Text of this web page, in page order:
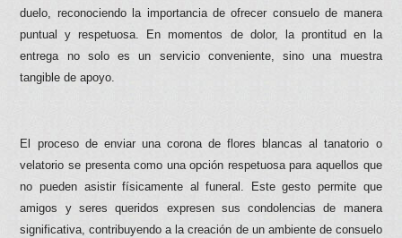
duelo, reconociendo la importancia de ofrecer consuelo de manera
puntual y respetuosa. En momentos de dolor, la prontitud en la
entrega no solo es un servicio conveniente, sino una muestra
tangible de apoyo.
El proceso de enviar una corona de flores blancas al tanatorio o
velatorio se presenta como una opción respetuosa para aquellos que
no pueden asistir físicamente al funeral. Este gesto permite que
amigos y seres queridos expresen sus condolencias de manera
significativa, contribuyendo a la creación de un ambiente de consuelo